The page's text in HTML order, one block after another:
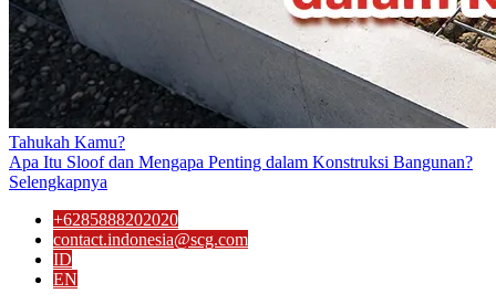
Tahukah Kamu?
Apa Itu Sloof dan Mengapa Penting dalam Konstruksi Bangunan?
Selengkapnya
+6285888202020
contact.indonesia@scg.com
ID
EN